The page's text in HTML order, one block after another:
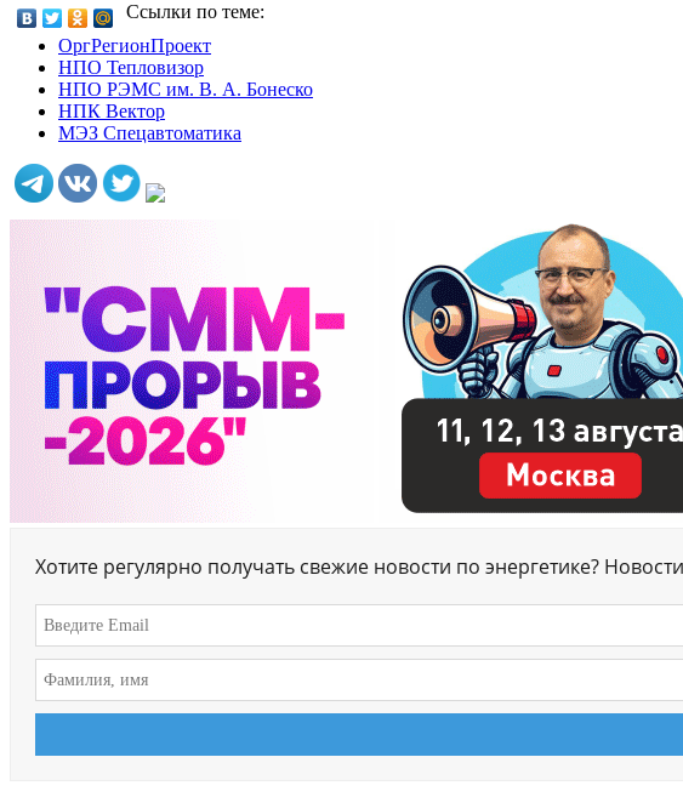
Ссылки по теме:
ОргРегионПроект
НПО Тепловизор
НПО РЭМС им. В. А. Бонеско
НПК Вектор
МЭЗ Спецавтоматика
Хотите регулярно получать свежие новости по энергетике?